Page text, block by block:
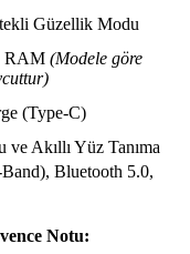
Güzellik Modu
RAM (Modele göre
(Type-C)
Akıllı Yüz Tanıma
Bluetooth 5.0,
Notu: